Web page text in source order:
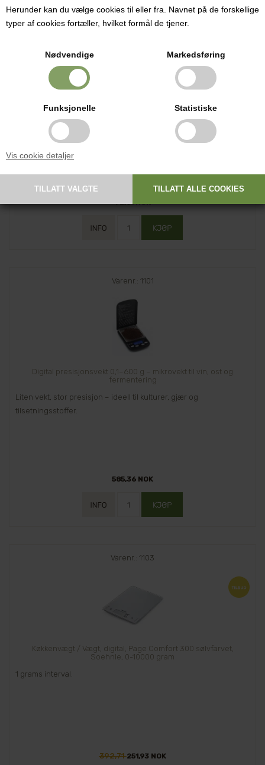
Herunder kan du vælge cookies til eller fra. Navnet på de forskellige
typer af cookies fortæller, hvilket formål de tjener.
Nødvendige Markedsføring
Funksjonelle Statistiske
Vis cookie detaljer
Holdbare måleskjeer i rustfritt stål for nøyaktig dosering ved
osteproduksjon og matlaging.
72,61 NOK
Varenr.: 1101
Digital presisjonsvekt 0,1–600 g – mikrovekt til vin, ost og
fermentering
Liten vekt, stor presisjon – ideell til kulturer, gjær og
tilsetningsstoffer.
585,36 NOK
Varenr.: 1103
Køkkenvægt / Vægt, digital, Page Comfort 300 sølvfarvet,
Soehnle, 0-10000 gram
1 grams interval.
392,71251,93 NOK